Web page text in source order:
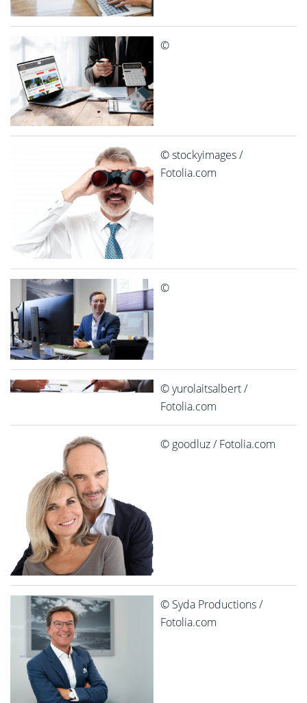
©
© stockyimages /
Fotolia.com
©
© yurolaitsalbert /
Fotolia.com
© goodluz / Fotolia.com
© Syda Productions /
Fotolia.com